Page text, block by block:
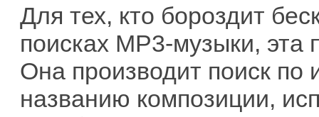
Для тех, кто бороздит
поисках MP3-музыки,
Она производит поиск по
названию композиции,